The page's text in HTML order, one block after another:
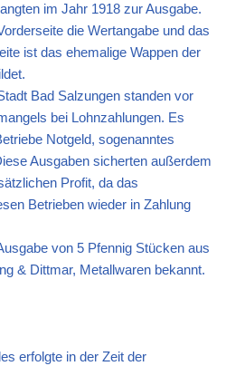
im Jahr 1918 zur Ausgabe.
die Wertangabe und das
ist das ehemalige Wappen der
Bad Salzungen standen vor
bei Lohnzahlungen. Es
Notgeld, sogenanntes
Ausgaben sicherten außerdem
Profit, da das
Betrieben wieder in Zahlung
von 5 Pfennig Stücken aus
& Dittmar, Metallwaren bekannt.
erfolgte in der Zeit der